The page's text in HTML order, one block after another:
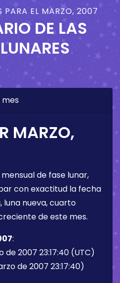
PARA EL MARZO, 2007
DE LAS
mes
MARZO,
de fase lunar,
con exactitud la fecha
luna nueva, cuarto
de este mes.
:
de 2007 23:17:40 (UTC)
de 2007 23:17:40)